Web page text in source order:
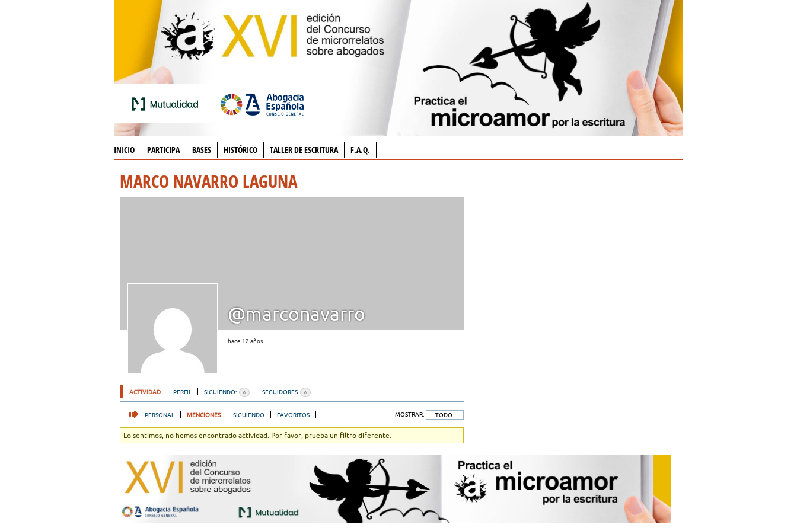
INICIO PARTICIPA BASES HISTÓRICO TALLER DE ESCRITURA F.A.Q.
MARCO NAVARRO LAGUNA
@marconavarro
hace 12 años
ACTIVIDAD PERFIL SIGUIENDO: 0 SEGUIDORES 0
PERSONAL MENCIONES SIGUIENDO FAVORITOS MOSTRAR:
Lo sentimos, no hemos encontrado actividad. Por favor, prueba un filtro diferente.